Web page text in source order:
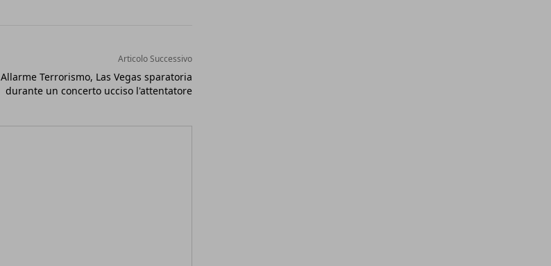
Articolo Successivo
Allarme Terrorismo, Las Vegas sparatoria
durante un concerto ucciso l'attentatore